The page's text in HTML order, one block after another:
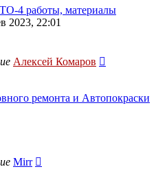
4 работы, материалы
2023, 22:01
Алексей Комаров
ремoнта и Автопокpаcки
Mirr